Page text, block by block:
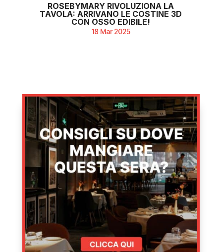
ROSEBYMARY RIVOLUZIONA LA
TAVOLA: ARRIVANO LE COSTINE 3D
CON OSSO EDIBILE!
18 Mar 2025